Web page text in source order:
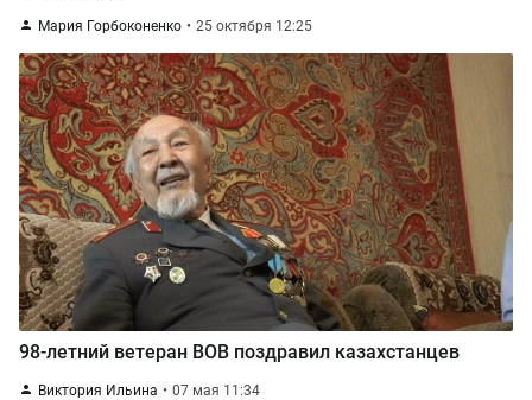
Мария Горбоконенко 25 октября 12:25
98-летний ветеран ВОВ поздравил казахстанцев
Виктория Ильина 07 мая 11:34